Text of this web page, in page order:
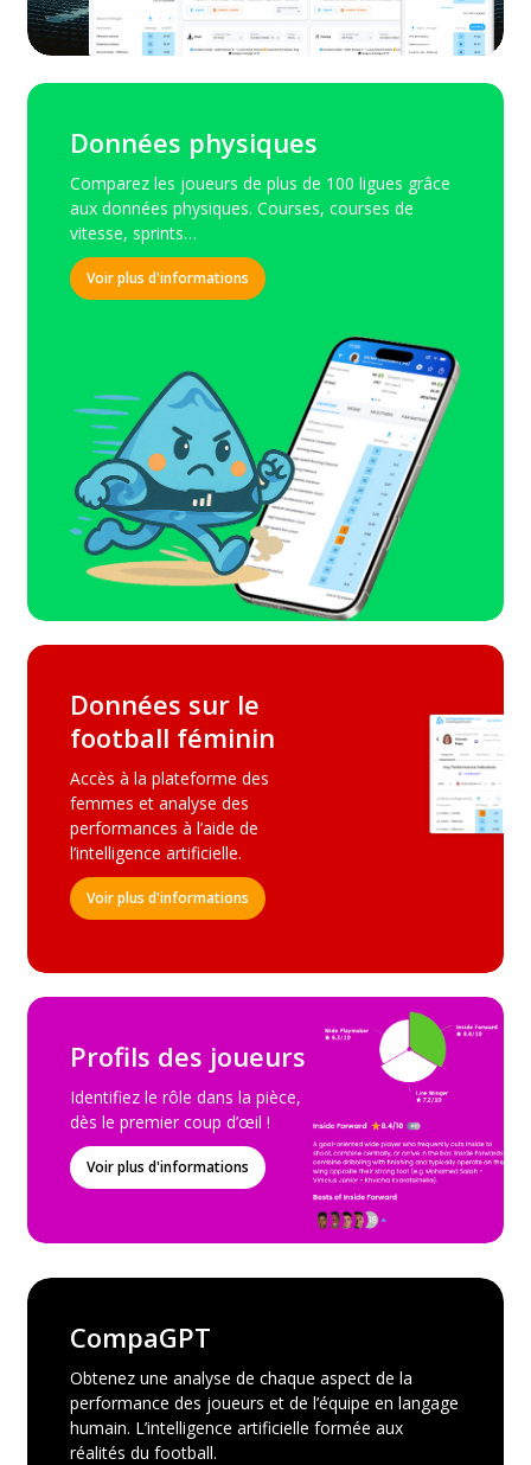
Données physiques
Comparez les joueurs de plus de 100 ligues grâce
aux données physiques. Courses, courses de
vitesse, sprints…
Voir plus d'informations
Données sur le
football féminin
Accès à la plateforme des
femmes et analyse des
performances à l’aide de
l’intelligence artificielle.
Voir plus d'informations
Profils des joueurs
Identifiez le rôle dans la pièce,
dès le premier coup d’œil !
Voir plus d'informations
CompaGPT
Obtenez une analyse de chaque aspect de la
performance des joueurs et de l’équipe en langage
humain. L’intelligence artificielle formée aux
réalités du football.